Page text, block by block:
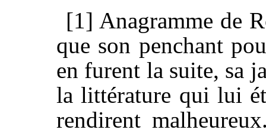
[1] Anagramme de
que son penchant
en furent la suite, sa
la littérature qui lui
rendirent